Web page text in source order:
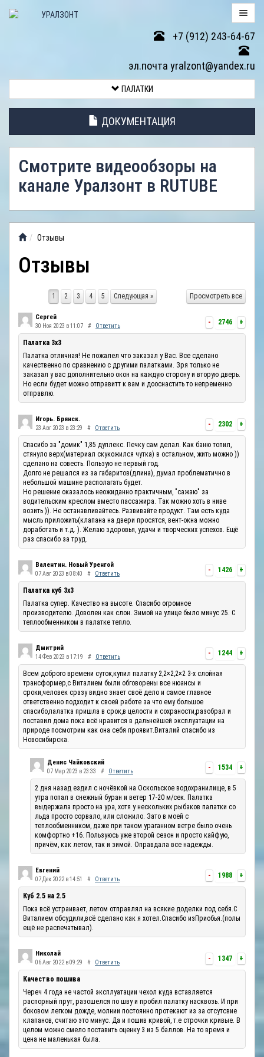
+7 (912) 243-64-67
эл.почта yralzont@yandex.ru
ТОВАРА
ПАЛАТОК
АНТИДОЖДЕВЫЕ
ТЕНТЫ
ВИДЕООБЗОР
ОТЗЫВЫ
ПАЛАТКИ
ДОКУМЕНТАЦИЯ
Смотрите видеообзоры на
канале Уралзонт в RUTUBE
Отзывы
Отзывы
Просмотреть все
1 2 3 4 5 Следующая »
- 2746 +
Сергей
30 Ноя 2023 в 11:07 # Ответить
Палатка 3х3
Палатка отличная! Не пожалел что заказал у Вас. Все сделано
качественно по сравнению с другими палатками. Зря только не
заказал у вас дополнительно окон на каждую сторону и вторую дверь.
Но если будет можно отправитт к вам и дооснастить то непременно
отправлю.
- 2302 +
Игорь. Брянск.
23 Авг 2023 в 23:29 # Ответить
Спасибо за "домик" 1,85 дуплекс. Печку сам делал. Как баню топил,
стянуло верх(материал скукожился чутка) в остальном, жить можно ))
сделано на совесть. Пользую не первый год.
Долго не решался из за габаритов(длина), думал проблематично в
небольшой машине располагать будет.
Но решение оказалось неожиданно практичным, "сажаю" за
водительским креслом вместо пассажира. Так можно хоть в ниве
возить )). Не останавливайтесь. Развивайте продукт. Там есть куда
мысль приложить(клапана на двери просятся, вент-окна можно
доработать и т.д. ). Желаю здоровья, удачи и творческих успехов. Ещё
раз спасибо за труд.
- 1426 +
Валентин. Новый Уренгой
07 Авг 2023 в 08:40 # Ответить
Палатка куб 3х3
Палатка супер. Качество на высоте. Спасибо огромное
производителю. Доволен как слон. Зимой на улице было минус 25. С
теплообменником в палатке тепло.
- 1244 +
Дмитрий
14 Фев 2023 в 17:19 # Ответить
Всем доброго времени суток,купил палатку 2,2×2,2×2 3-х слойная
трансформер,с Виталием были обговорены все нюансы и
сроки,человек сразу видно знает своё дело и самое главное
ответственно подходит к своей работе за что ему большое
спасибо,палатка пришла в срок,в целости и сохраности,разобрал и
поставил дома пока всё нравится в дальнейшей эксплуатации на
природе посмотрим как она себя проявит.Виталий спасибо из
Новосибирска.
- 1534 +
Денис Чайковский
07 Мар 2023 в 23:33 # Ответить
2 дня назад ездил с ночёвкой на Оскольское водохранилище, в 5
утра попал в снежный буран и ветер 17-20 м/сек. Палатка
выдержала просто на ура, хотя у нескольких рыбаков палатки со
льда просто сорвало, или сложило. Зато в моей с
теплообменником, даже при таком ураганном ветре было очень
комфортно +16. Пользуюсь уже второй сезон и просто кайфую,
причём, как летом, так и зимой. Оправдала все надежды.
- 1988 +
Евгений
07 Дек 2022 в 14:51 # Ответить
Куб 2.5 на 2.5
Пока всё устраивает, летом отправлял на всякие доделки под себя.С
Виталием обсудили,всё сделано как я хотел.Спасибо изПриобья.(полы
ещё не распечатывал).
- 1347 +
Николай
06 Авг 2022 в 09:29 # Ответить
Качество пошива
Череч 4 года не частой эксплуатации чехол куда вставляется
распорный прут, разошелся по шву и пробил палатку насквозь. И при
боковом легком дожде, молнии постоянно протекают из за отсутсвие
клапанов, считаю это минус. Да и пошив кривой, т.е строчки кривые. В
целом можно смело поставить оценку 3 из 5 баллов. На то время и
цена не маленькая была.